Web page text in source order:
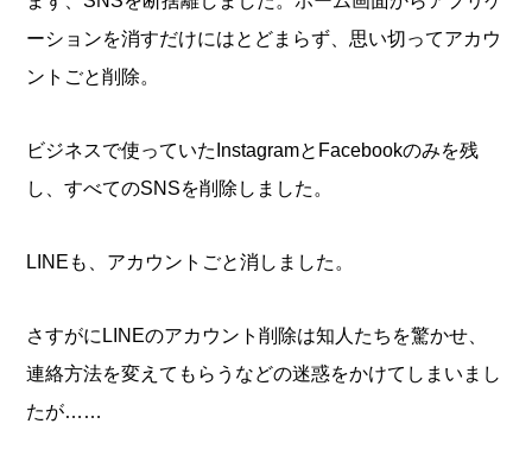
ーションを消すだけにはとどまらず、思い切ってアカウ
ントごと削除。
ビジネスで使っていたInstagramとFacebookのみを残
し、すべてのSNSを削除しました。
LINEも、アカウントごと消しました。
さすがにLINEのアカウント削除は知人たちを驚かせ、
連絡方法を変えてもらうなどの迷惑をかけてしまいまし
たが……